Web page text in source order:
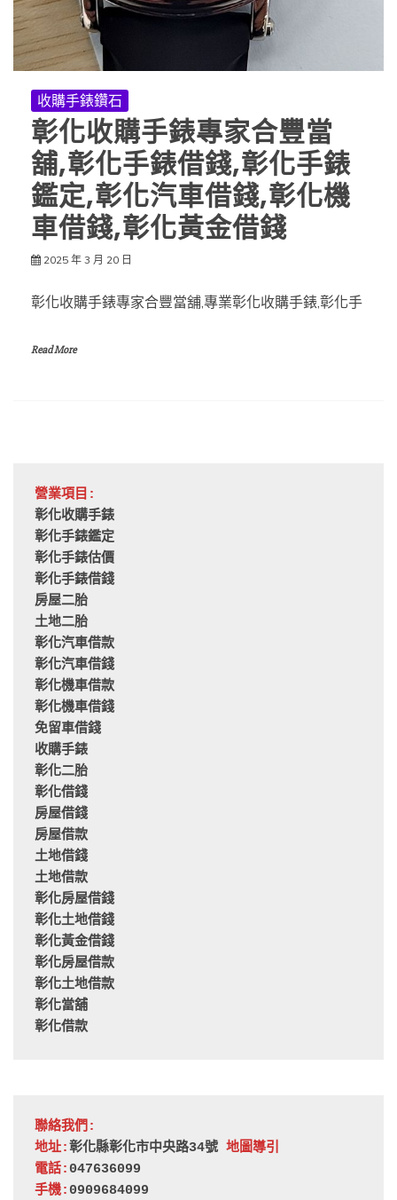
收購手錶鑽石
彰化收購手錶專家合豐當
舖,彰化手錶借錢,彰化手錶
鑑定,彰化汽車借錢,彰化機
車借錢,彰化黃金借錢
2025 年 3 月 20 日
彰化收購手錶專家合豐當舖,專業彰化收購手錶,彰化手
Read More
營業項目:
彰化收購手錶
彰化手錶鑑定
彰化手錶估價
彰化手錶借錢
房屋二胎
土地二胎
彰化汽車借款
彰化汽車借錢
彰化機車借款
彰化機車借錢
免留車借錢
收購手錶
彰化二胎
彰化借錢
房屋借錢
房屋借款
土地借錢
土地借款
彰化房屋借錢
彰化土地借錢
彰化黃金借錢
彰化房屋借款
彰化土地借款
彰化當舖
彰化借款
聯絡我們:
地址:彰化縣彰化市中央路34號 地圖導引
電話: 047636099
手機: 0909684099